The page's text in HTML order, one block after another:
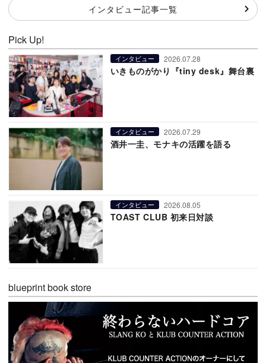
インタビュー記事一覧
Pick Up!
インタビュー 2026.07.28
いきものがかり『tiny desk』舞台裏
インタビュー 2026.07.29
酒井一圭、モナキの活躍を語る
インタビュー 2026.08.05
TOAST CLUB 初来日対談
blueprint book store